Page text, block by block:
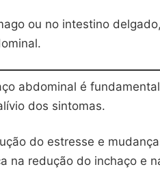
ou no intestino
abdominal é
dos sintomas.
do estresse e
na redução do inchaço e